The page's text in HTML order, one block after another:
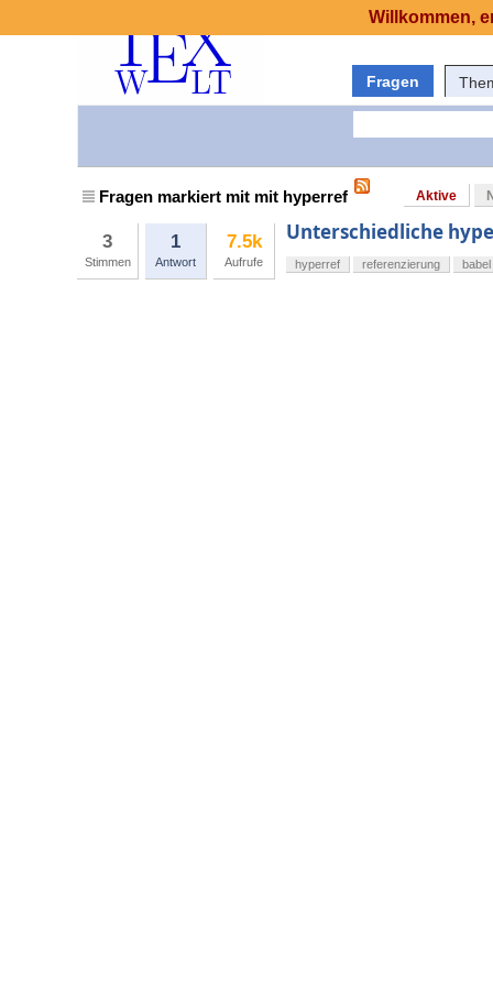
Fragen
Fragen markiert mit mit hyperref Aktive
3
Stimmen
1
Antwort
7.5k
Aufrufe
Unterschiedliche
hyperref referenzierung babel
Willkommen,